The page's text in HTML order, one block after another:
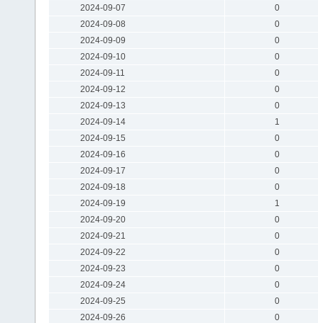
2024-09-07
0
2024-09-08
0
2024-09-09
0
2024-09-10
0
2024-09-11
0
2024-09-12
0
2024-09-13
0
2024-09-14
1
2024-09-15
0
2024-09-16
0
2024-09-17
0
2024-09-18
0
2024-09-19
1
2024-09-20
0
2024-09-21
0
2024-09-22
0
2024-09-23
0
2024-09-24
0
2024-09-25
0
2024-09-26
0